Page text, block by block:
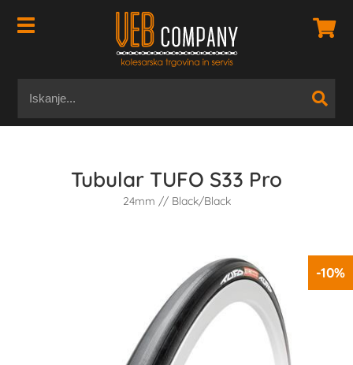
Tubular TUFO S33 Pro
24mm // Black/Black
-10%